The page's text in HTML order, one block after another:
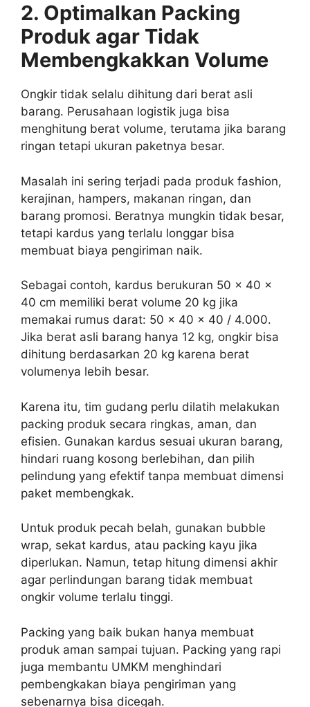
2. Optimalkan Packing
Produk agar Tidak
Membengkakkan Volume
Ongkir tidak selalu dihitung dari berat asli
barang. Perusahaan logistik juga bisa
menghitung berat volume, terutama jika barang
ringan tetapi ukuran paketnya besar.
Masalah ini sering terjadi pada produk fashion,
kerajinan, hampers, makanan ringan, dan
barang promosi. Beratnya mungkin tidak besar,
tetapi kardus yang terlalu longgar bisa
membuat biaya pengiriman naik.
Sebagai contoh, kardus berukuran 50 x 40 x
40 cm memiliki berat volume 20 kg jika
memakai rumus darat: 50 x 40 x 40 / 4.000.
Jika berat asli barang hanya 12 kg, ongkir bisa
dihitung berdasarkan 20 kg karena berat
volumenya lebih besar.
Karena itu, tim gudang perlu dilatih melakukan
packing produk secara ringkas, aman, dan
efisien. Gunakan kardus sesuai ukuran barang,
hindari ruang kosong berlebihan, dan pilih
pelindung yang efektif tanpa membuat dimensi
paket membengkak.
Untuk produk pecah belah, gunakan bubble
wrap, sekat kardus, atau packing kayu jika
diperlukan. Namun, tetap hitung dimensi akhir
agar perlindungan barang tidak membuat
ongkir volume terlalu tinggi.
Packing yang baik bukan hanya membuat
produk aman sampai tujuan. Packing yang rapi
juga membantu UMKM menghindari
pembengkakan biaya pengiriman yang
sebenarnya bisa dicegah.